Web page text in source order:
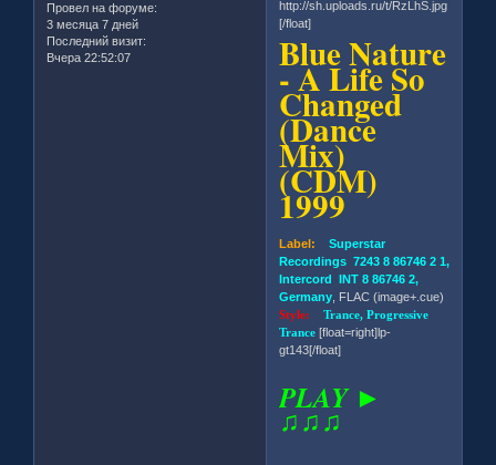
Провел на форуме:
3 месяца 7 дней
Последний визит:
Вчера 22:52:07
[/float]
Blue Nature
- A Life So
Changed
(Dance
Mix)
(CDM)
1999
Label: Superstar
Recordings 7243 8 86746 2 1,
Intercord INT 8 86746 2,
Germany , FLAC (image+.cue)
Style:Trance, Progressive
Trance [float=right]lp-
gt143[/float]
PLAY ►
♫♫♫